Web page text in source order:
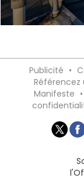
Publicité •
Manifeste •